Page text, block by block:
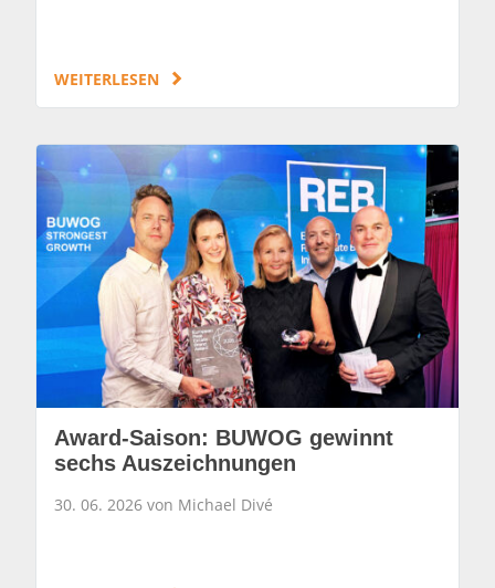
WEITERLESEN
Award-Saison: BUWOG gewinnt
sechs Auszeichnungen
30. 06. 2026 von Michael Divé